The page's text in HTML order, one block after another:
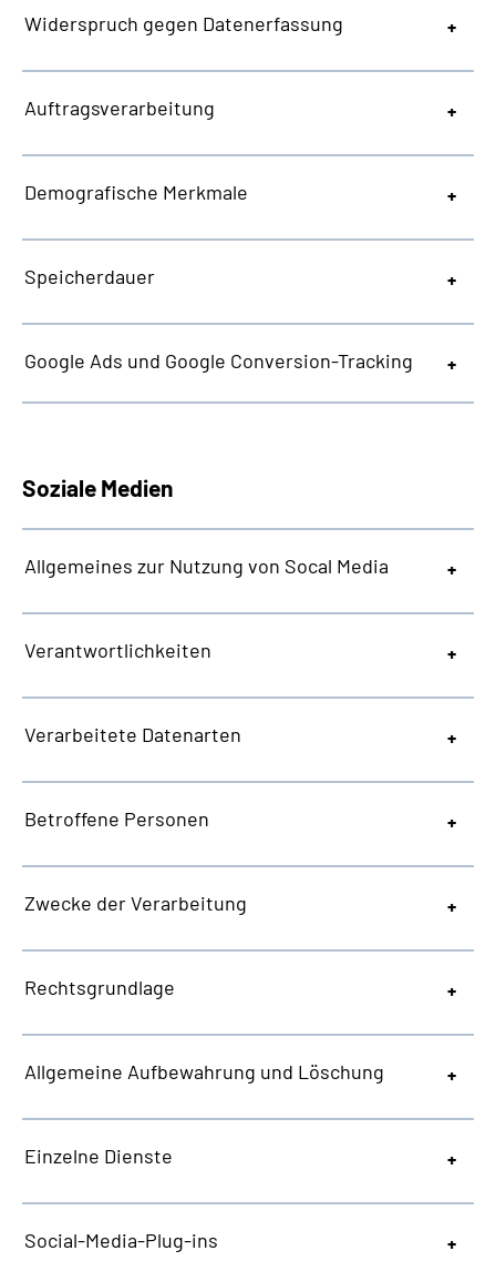
Widerspruch gegen Datenerfassung
Auftragsverarbeitung
Demografische Merkmale
Speicherdauer
Google Ads und Google Conversion-Tracking
Soziale Medien
Allgemeines zur Nutzung von Socal Media
Verantwortlichkeiten
Verarbeitete Datenarten
Betroffene Personen
Zwecke der Verarbeitung
Rechtsgrundlage
Allgemeine Aufbewahrung und Löschung
Einzelne Dienste
Social-Media-Plug-ins